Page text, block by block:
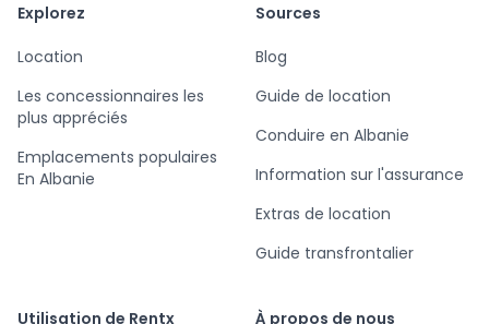
Explorez
Location
Les concessionnaires les
plus appréciés
Emplacements populaires
En Albanie
Sources
Blog
Guide de location
Conduire en Albanie
Information sur l'assurance
Extras de location
Guide transfrontalier
Utilisation de Rentx
À propos de nous